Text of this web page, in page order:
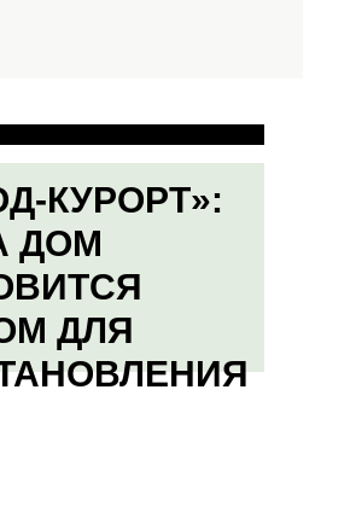
КУРОРТ»:
ДОМ
ДЛЯ